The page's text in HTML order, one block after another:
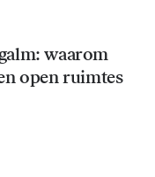
waarom
open ruimtes